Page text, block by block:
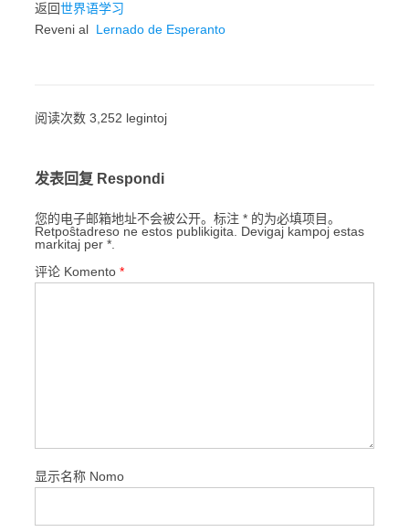
返回世界语学习
Reveni al Lernado de Esperanto
阅读次数 3,252 legintoj
发表回复 Respondi
您的电子邮箱地址不会被公开。标注 * 的为必填项目。
Retpoŝtadreso ne estos publikigita. Devigaj kampoj estas
markitaj per *.
评论 Komento *
显示名称 Nomo